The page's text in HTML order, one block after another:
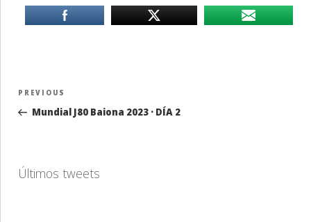
Navegación
entradas
Previous
Post
PREVIOUS
Mundial J80 Baiona 2023 · DÍA 2
Últimos tweets